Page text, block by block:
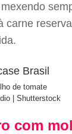
carne
de tomate
| Shutterstock
com